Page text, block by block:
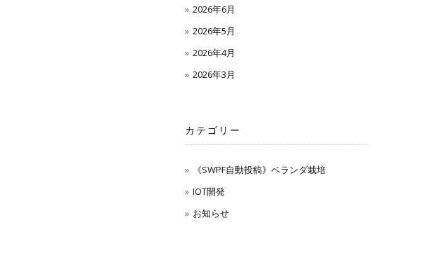
2026年6月
2026年5月
2026年4月
2026年3月
カテゴリー
《SWPF自動投稿》ベランダ栽培
IOT開発
お知らせ